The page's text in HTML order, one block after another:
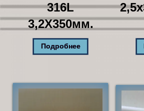
316L
3,2X350мм.
Подробнее